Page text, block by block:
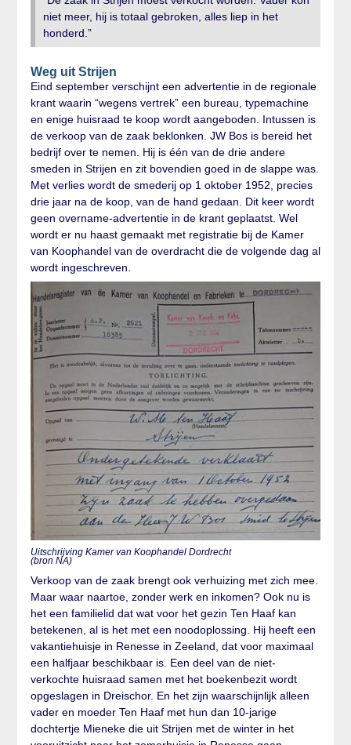
niet meer, hij is totaal gebroken, alles liep in het
honderd.”
Weg uit Strijen
Eind september verschijnt een advertentie in de regionale
krant waarin “wegens vertrek” een bureau, typemachine
en enige huisraad te koop wordt aangeboden. Intussen is
de verkoop van de zaak beklonken. JW Bos is bereid het
bedrijf over te nemen. Hij is één van de drie andere
smeden in Strijen en zit bovendien goed in de slappe was.
Met verlies wordt de smederij op 1 oktober 1952, precies
drie jaar na de koop, van de hand gedaan. Dit keer wordt
geen overname-advertentie in de krant geplaatst. Wel
wordt er nu haast gemaakt met registratie bij de Kamer
van Koophandel van de overdracht die de volgende dag al
wordt ingeschreven.
Uitschrijving Kamer van Koophandel Dordrecht
(bron NA)
Verkoop van de zaak brengt ook verhuizing met zich mee.
Maar waar naartoe, zonder werk en inkomen? Ook nu is
het een familielid dat wat voor het gezin Ten Haaf kan
betekenen, al is het met een noodoplossing. Hij heeft een
vakantiehuisje in Renesse in Zeeland, dat voor maximaal
een halfjaar beschikbaar is. Een deel van de niet-
verkochte huisraad samen met het boekenbezit wordt
opgeslagen in Dreischor. En het zijn waarschijnlijk alleen
vader en moeder Ten Haaf met hun dan 10-jarige
dochtertje Mieneke die uit Strijen met de winter in het